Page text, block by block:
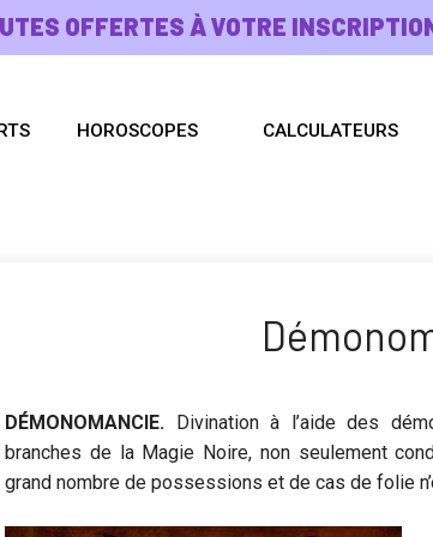
OFFERTES À VOTRE
HOROSCOPES CALCULATEURS
DÉMONOMANCIE. Divination à l’aide des
branches de la Magie Noire, non seulement
grand nombre de possessions et de cas de folie